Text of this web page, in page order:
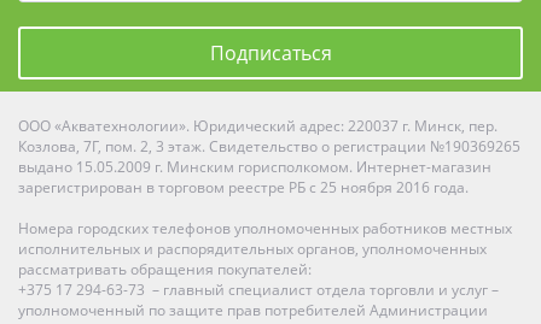
Подписаться
ООО «Акватехнологии». Юридический адрес: 220037 г. Минск, пер.
Козлова, 7Г, пом. 2, 3 этаж. Свидетельство о регистрации №190369265
выдано 15.05.2009 г. Минским горисполкомом. Интернет-магазин
зарегистрирован в торговом реестре РБ с 25 ноября 2016 года.
Номера городских телефонов уполномоченных работников местных
исполнительных и распорядительных органов, уполномоченных
рассматривать обращения покупателей:
+375 17 294-63-73 – главный специалист отдела торговли и услуг –
уполномоченный по защите прав потребителей Администрации